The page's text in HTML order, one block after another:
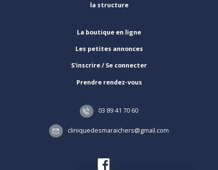
la structure
La boutique en ligne
Les petites annonces
S'inscrire / Se connecter
Prendre rendez-vous
03 89 41 70 60
cliniquedesmaraichers@gmail.com